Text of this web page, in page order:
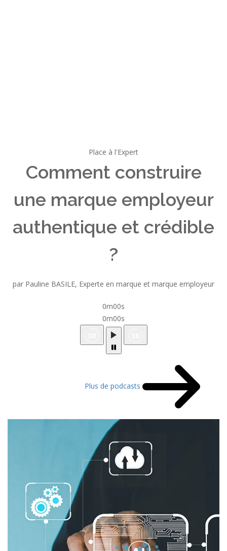
Place à l'Expert
Comment construire
une marque employeur
authentique et crédible
?
par Pauline BASILE, Experte en marque et marque employeur
0m00s
0m00s
Plus de podcasts